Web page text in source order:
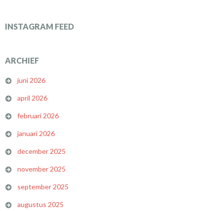
INSTAGRAM FEED
ARCHIEF
juni 2026
april 2026
februari 2026
januari 2026
december 2025
november 2025
september 2025
augustus 2025